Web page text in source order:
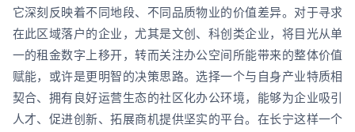
它深刻反映着不同地段、不同品质物业的价值差异。对于寻求
在此区域落户的企业，尤其是文创、科创类企业，将目光从单
一的租金数字上移开，转而关注办公空间所能带来的整体价值
赋能，或许是更明智的决策思路。选择一个与自身产业特质相
契合、拥有良好运营生态的社区化办公环境，能够为企业吸引
人才、促进创新、拓展商机提供坚实的平台。在长宁这样一个